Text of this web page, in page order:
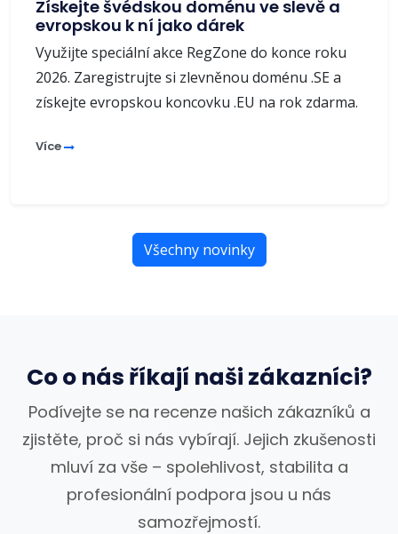
Získejte švédskou doménu ve slevě a
evropskou k ní jako dárek
Využijte speciální akce RegZone do konce roku
2026. Zaregistrujte si zlevněnou doménu .SE a
získejte evropskou koncovku .EU na rok zdarma.
Více
Všechny novinky
Co o nás říkají naši zákazníci?
Podívejte se na recenze našich zákazníků a
zjistěte, proč si nás vybírají. Jejich zkušenosti
mluví za vše – spolehlivost, stabilita a
profesionální podpora jsou u nás
samozřejmostí.